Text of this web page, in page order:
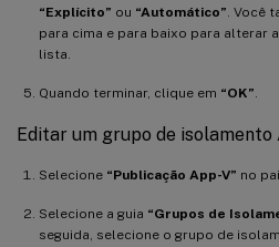
“Explícito” ou “Automático” . Você
para cima e para baixo para alterar
lista.
Quando terminar, clique em “OK”
Editar um grupo de isolamento
Selecione “Publicação App-V” no
Selecione a guia “Grupos de
seguida, selecione o grupo de